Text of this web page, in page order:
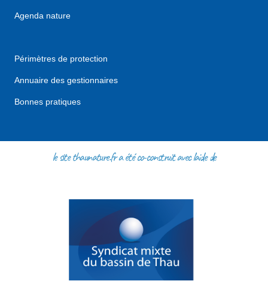
Agenda nature
Périmètres de protection
Annuaire des gestionnaires
Bonnes pratiques
le site thaunature.fr a été co-construit avec l'aide de